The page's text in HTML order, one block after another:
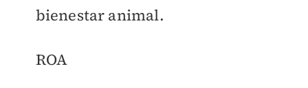
bienestar animal.
ROA